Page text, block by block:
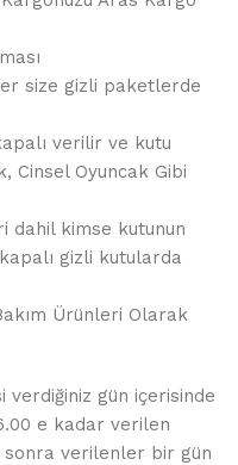
size gizli paketlerde
verilir ve kutu
Cinsel Oyuncak Gibi
dahil kimse kutunun
gizli kutularda
Ürünleri Olarak
gün içerisinde
e kadar verilen
sonra verilenler bir gün